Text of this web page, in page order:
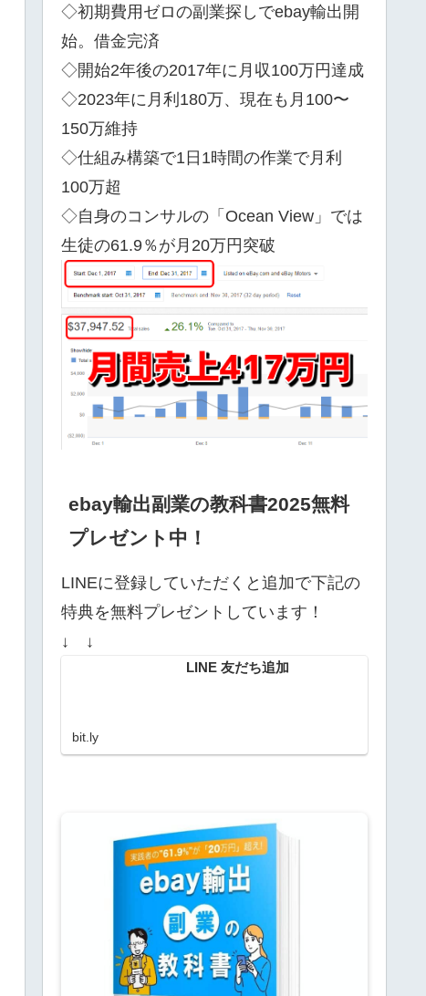
◇初期費用ゼロの副業探しでebay輸出開
始。借金完済
◇開始2年後の2017年に月収100万円達成
◇2023年に月利180万、現在も月100〜
150万維持
◇仕組み構築で1日1時間の作業で月利
100万超
◇自身のコンサルの「Ocean View」では
生徒の61.9％が月20万円突破
ebay輸出副業の教科書2025無料
プレゼント中！
LINEに登録していただくと追加で下記の
特典を無料プレゼントしています！
↓ ↓
LINE 友だち追加
bit.ly